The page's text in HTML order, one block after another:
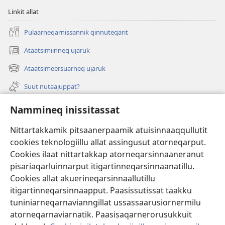
Nammineq inissitassat
Nittartakkamik pitsaanerpaamik atuisinnaaqqullutit
cookies teknologiillu allat assingusut atorneqarput.
Cookies ilaat nittartakkap atorneqarsinnaaneranut
pisariaqarluinnarput itigartinneqarsinnaanatillu.
Cookies allat akuerineqarsinnaallutillu
itigartinneqarsinnaapput. Paasissutissat taakku
tuniniarneqarnavianngillat ussassaarusiornermilu
atorneqarnaviarnatik. Paasisaqarnerorusukkuit
Linkit allat
Pulaarneqarnissannik qinnuteqarit
Ataatsimiinneq ujaruk
(opens
new
window)
Ataatsimeersuarneq ujaruk
(opens
new
window)
Suut nutaajuppat?
Isiginnaagassiat
Tunissuteqarneq
(opens
new
window)INTERNETIKKUT ATUAGAATEQARFIK Watchtower™
(opens
new
window)JW Hub ®
(opens
new
window)